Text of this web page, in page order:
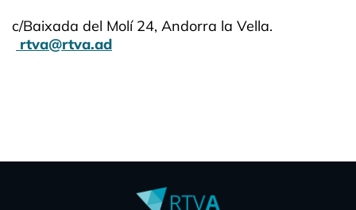
c/Baixada del Molí 24, Andorra la Vella.
rtva@rtva.ad